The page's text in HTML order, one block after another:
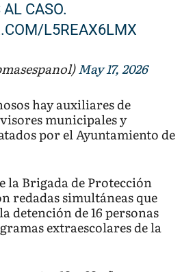
CASO.
L5REAX6LMX
May 17, 2026
hay auxiliares de
municipales y
por el Ayuntamiento de
la Brigada de Protección
redadas simultáneas que
detención de 16 personas
extraescolares de la